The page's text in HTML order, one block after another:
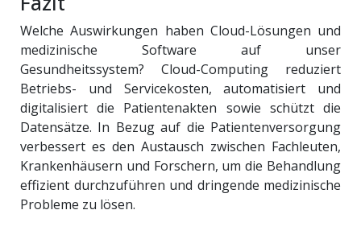
Welche Auswirkungen haben Cloud-Lösungen und
medizinische Software auf unser
Gesundheitssystem? Cloud-Computing reduziert
Betriebs- und Servicekosten, automatisiert und
digitalisiert die Patientenakten sowie schützt die
Datensätze. In Bezug auf die Patientenversorgung
verbessert es den Austausch zwischen Fachleuten,
Krankenhäusern und Forschern, um die Behandlung
effizient durchzuführen und dringende medizinische
Probleme zu lösen.